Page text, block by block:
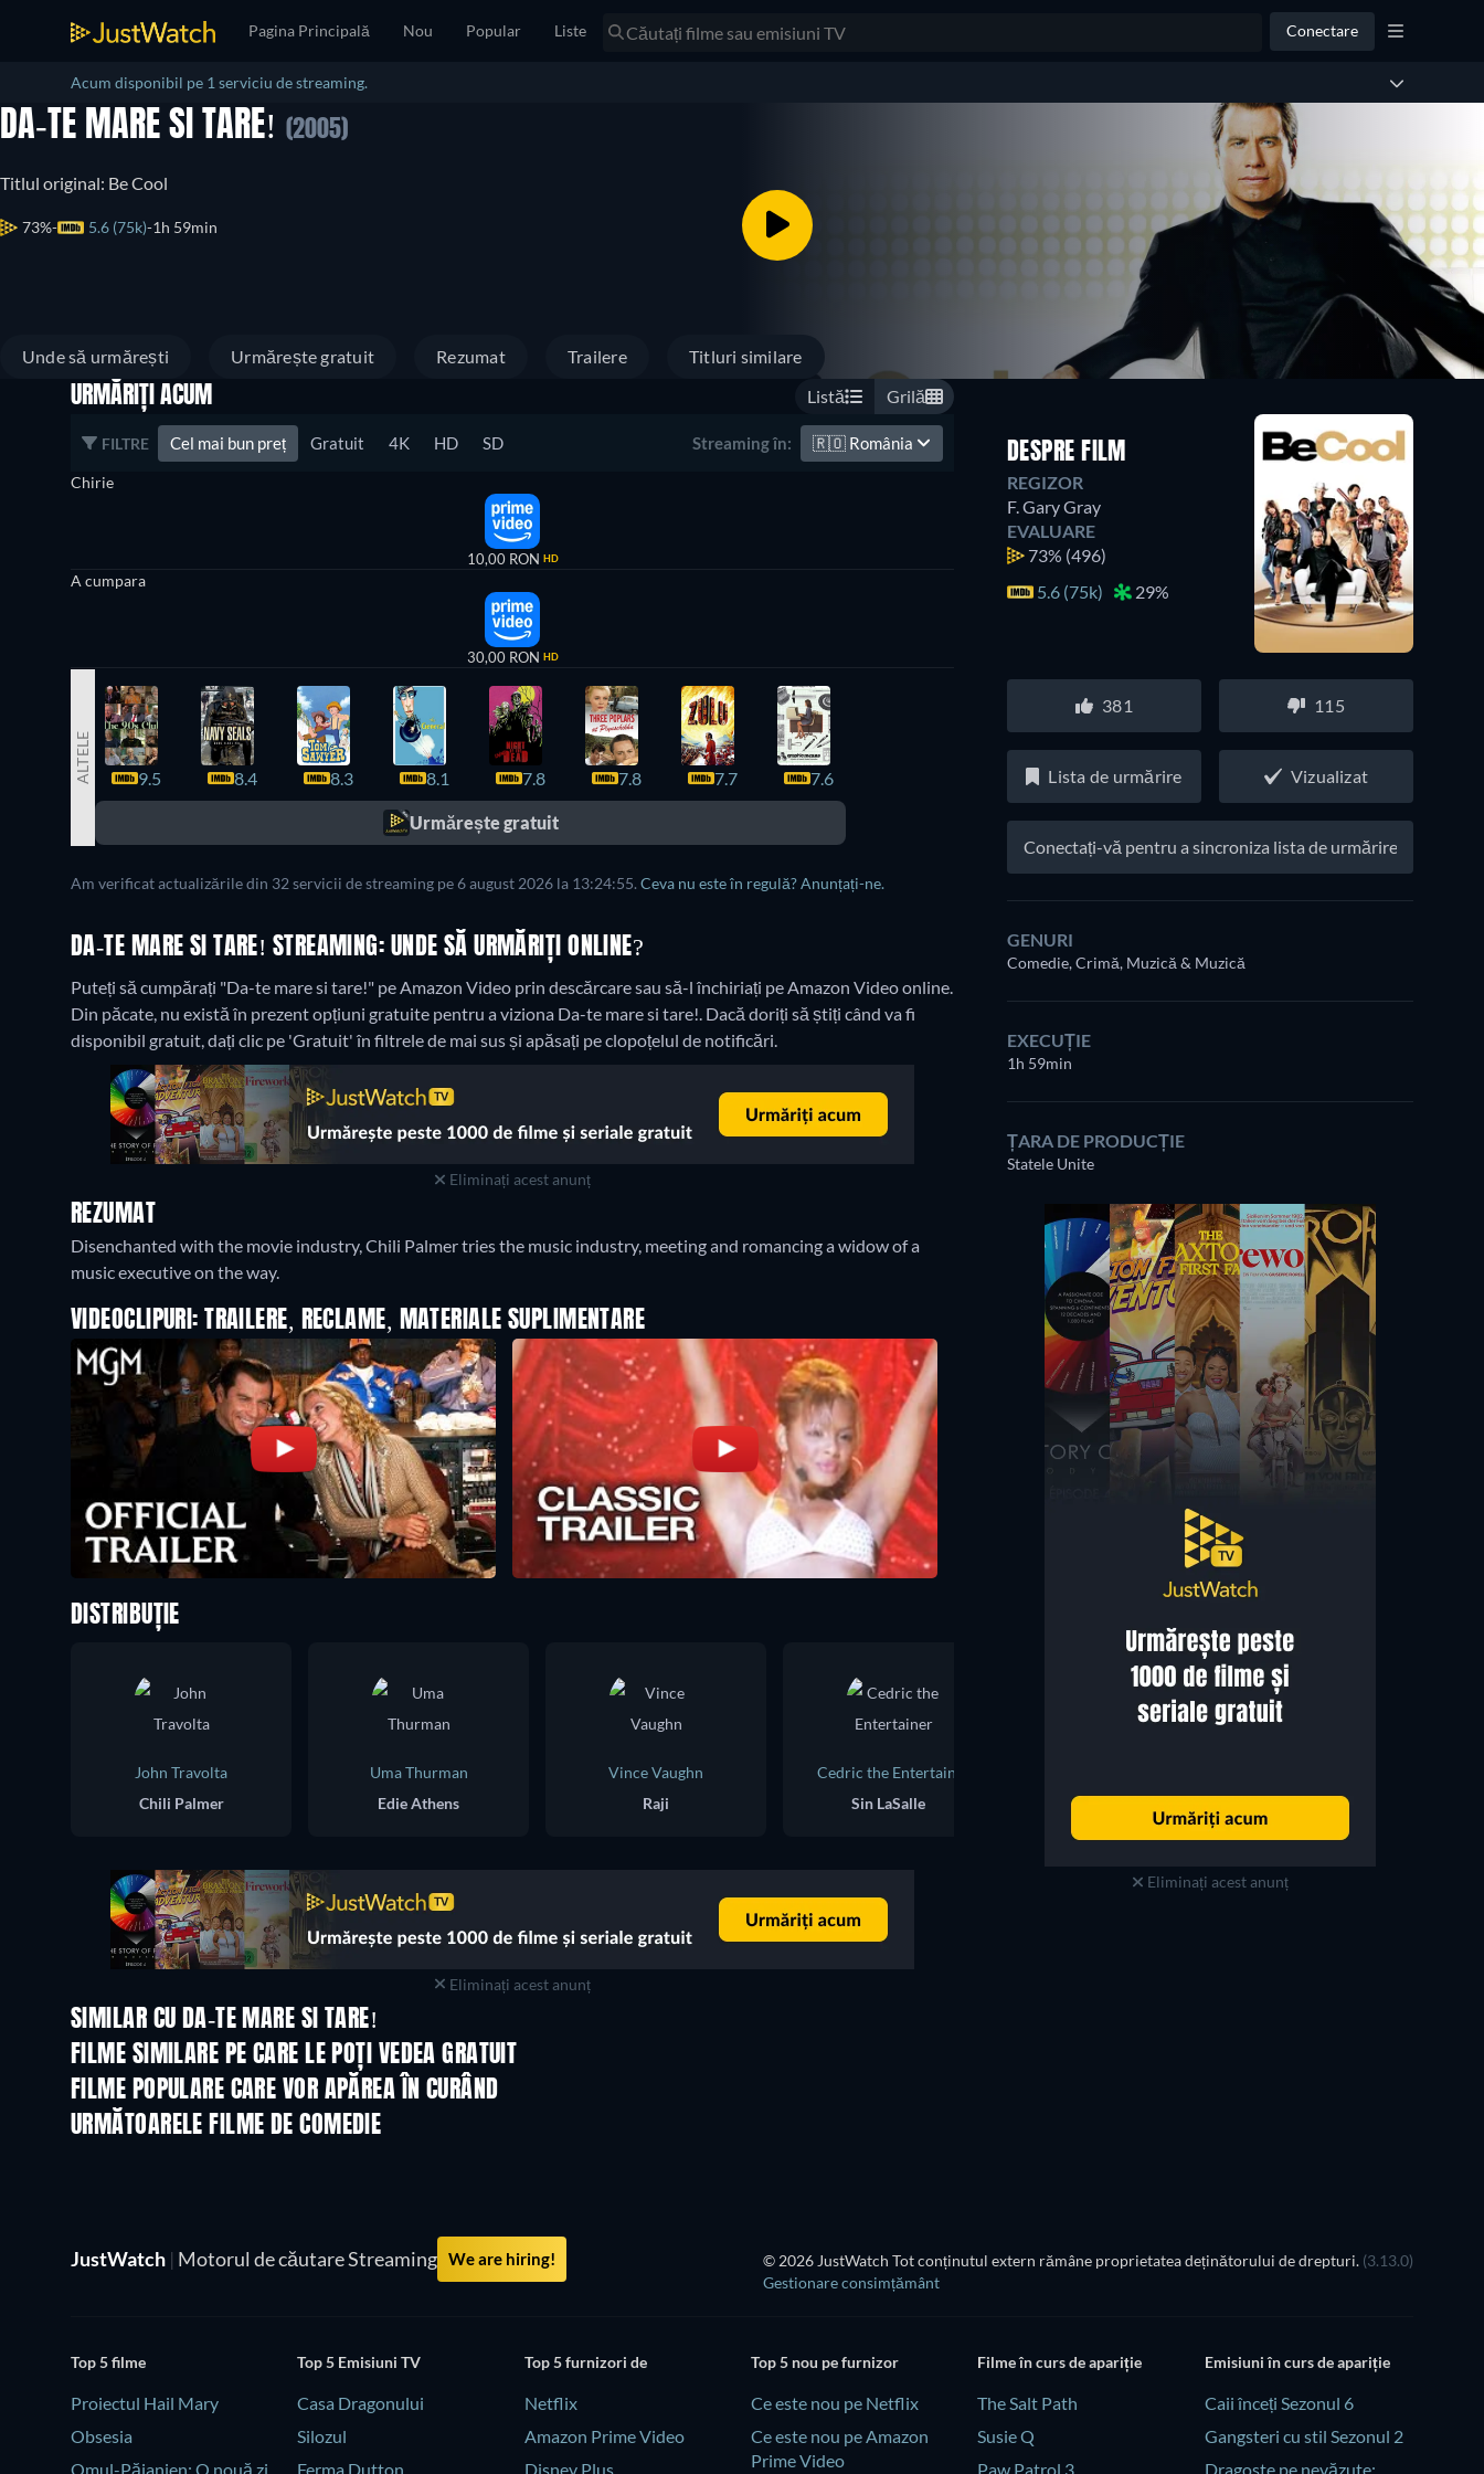
Pagina Principală Nou Popular Liste Conectare
Acum disponibil pe 1 serviciu de streaming.
DA-TE MARE SI TARE! (2005)
Titlul original: Be Cool
73% 5.6 (75k) 1h 59min
Unde să urmărești Urmărește gratuit Rezumat Trailere Titluri similare
URMĂRIȚI ACUM Listă Grilă
FILTRE Cel mai bun preț Gratuit 4K HD SD Streaming în: 🇷🇴 România
Chirie
10,00 RON HD
A cumpara
30,00 RON HD
ALTELE 9.5 8.4 8.3 8.1 7.8 7.8 7.7 7.6
Urmărește gratuit
Am verificat actualizările din 32 servicii de streaming pe 6 august 2026 la 13:24:55. Ceva nu este în regulă? Anunțați-ne.
DA-TE MARE SI TARE! STREAMING: UNDE SĂ URMĂRIȚI ONLINE?
Puteți să cumpărați "Da-te mare si tare!" pe Amazon Video prin descărcare sau să-l închiriați pe Amazon Video online.
Din păcate, nu există în prezent opțiuni gratuite pentru a viziona Da-te mare si tare!. Dacă doriți să știți când va fi
disponibil gratuit, dați clic pe 'Gratuit' în filtrele de mai sus și apăsați pe clopoțelul de notificări.
Eliminați acest anunț
REZUMAT
Disenchanted with the movie industry, Chili Palmer tries the music industry, meeting and romancing a widow of a
music executive on the way.
VIDEOCLIPURI: TRAILERE, RECLAME, MATERIALE SUPLIMENTARE
DESPRE FILM
REGIZOR
F. Gary Gray
EVALUARE
73% (496)
5.6 (75k)
29%
381 115
Lista de urmărire Vizualizat
Conectați-vă pentru a sincroniza lista de urmărire
GENURI
Comedie, Crimă, Muzică & Muzică
EXECUȚIE
1h 59min
ȚARA DE PRODUCȚIE
Statele Unite
Eliminați acest anunț
DISTRIBUȚIE
John Travolta
Chili Palmer
Uma Thurman
Edie Athens
Vince Vaughn
Raji
Cedric the Entertainer
Sin LaSalle
Elliot Wilhelm
Eliminați acest anunț
SIMILAR CU DA-TE MARE SI TARE!
FILME SIMILARE PE CARE LE POȚI VEDEA GRATUIT
FILME POPULARE CARE VOR APĂREA ÎN CURÂND
URMĂTOARELE FILME DE COMEDIE
JustWatch | Motorul de căutare Streaming We are hiring! © 2026 JustWatch Tot conținutul extern rămâne proprietatea deținătorului de drepturi. (3.13.0)
Gestionare consimțământ
Top 5 filme
Proiectul Hail Mary
Obsesia
Omul-Păianjen: O nouă zi
Top 5 Emisiuni TV
Casa Dragonului
Silozul
Ferma Dutton
Top 5 furnizori de
Netflix
Amazon Prime Video
Disney Plus
Top 5 nou pe furnizor
Ce este nou pe Netflix
Ce este nou pe Amazon
Prime Video
Filme în curs de apariție
The Salt Path
Susie Q
Paw Patrol 3
Emisiuni în curs de apariție
Caii înceți Sezonul 6
Gangsteri cu stil Sezonul 2
Dragoste pe nevăzute: